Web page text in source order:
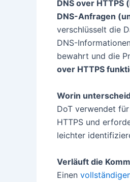
DNS over
DNS-Anfragen
verschlüsselt die
DNS-
bewahrt und die
over HTTPS
Worin
DoT verwendet
HTTPS und
leichter
Verläuft die
Einen